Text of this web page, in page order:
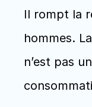
Il rompt la
hommes.
n’est pas